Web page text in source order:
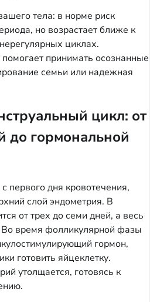
тела: в норме риск
но возрастает ближе к
циклах.
принимать осознанные
семьи или надежная
цикл: от
до гормональной
первого дня кровотечения,
слой эндометрия. В
от трех до семи дней, а весь
время фолликулярной фазы
гормон,
готовить яйцеклетку.
утолщается, готовясь к